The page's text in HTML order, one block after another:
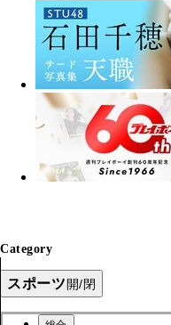
Category
スポーツ開/閉